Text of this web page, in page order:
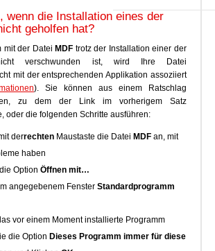
wenn die Installation eines der
geholfen hat?
mit der Datei MDF trotz der Installation einer der
verschwunden ist, wird Ihre Datei
mit der entsprechenden Applikation assoziiert
). Sie können aus einem Ratschlag
zu dem der Link im vorherigem Satz
oder die folgenden Schritte ausführen:
derrechten Maustaste die Datei MDF an, mit
haben
Option Öffnen mit…
angegebenem Fenster Standardprogramm
vor einem Moment installierte Programm
die Option Dieses Programm immer für diese